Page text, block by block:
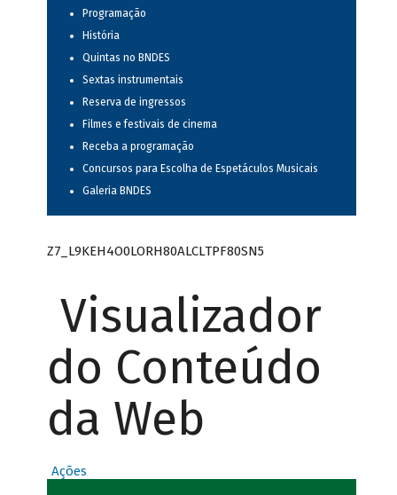
Programação
História
Quintas no BNDES
Sextas instrumentais
Reserva de ingressos
Filmes e festivais de cinema
Receba a programação
Concursos para Escolha de Espetáculos Musicais
Galeria BNDES
Z7_L9KEH4O0LORH80ALCLTPF80SN5
Visualizador
do Conteúdo
da Web
Ações